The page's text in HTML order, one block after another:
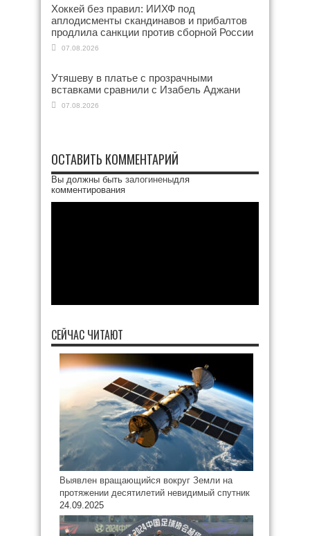
Хоккей без правил: ИИХФ под
аплодисменты скандинавов и прибалтов
продлила санкции против сборной России
07.08.2026
Утяшеву в платье с прозрачными
вставками сравнили с Изабель Аджани
07.08.2026
ОСТАВИТЬ КОММЕНТАРИЙ
Вы должны быть залогиненыдля
комментирования
СЕЙЧАС ЧИТАЮТ
Выявлен вращающийся вокруг Земли на
протяжении десятилетий невидимый спутник
24.09.2025